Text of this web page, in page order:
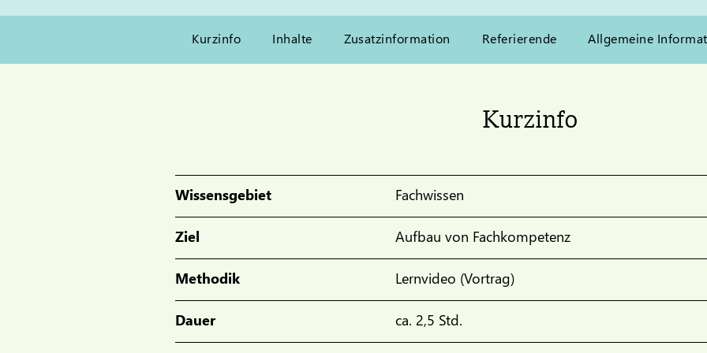
Kurzinfo Inhalte Zusatzinformation Referierende Allgemeine
Kurzinfo
Wissensgebiet Fachwissen
Ziel Aufbau von Fachkompetenz
Methodik Lernvideo (Vortrag)
Dauer ca. 2,5 Std.